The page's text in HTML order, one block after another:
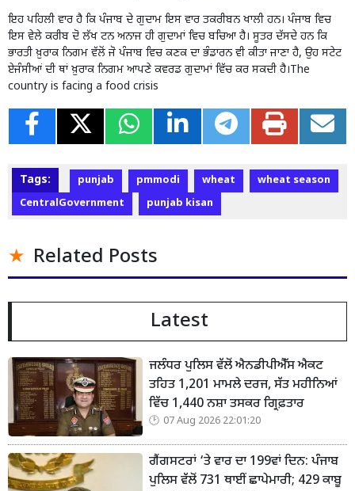
ਇਹ ਪਹਿਲੀ ਵਾਰ ਹੈ ਕਿ ਪੰਜਾਬ ਦੇ ਗੁਦਾਮ ਇਸ ਵਾਰ ਤਕਰੀਬਨ ਖਾਲੀ ਹਨ। ਪੰਜਾਬ ਵਿਚ
ਇਸ ਵੇਲੇ ਕਰੀਬ ਦੋ ਲੱਖ ਟਨ ਅਨਾਜ ਹੀ ਗੁਦਾਮਾਂ ਵਿਚ ਬਚਿਆ ਹੈ। ਸੂਤਰ ਦੱਸਦੇ ਹਨ ਕਿ
ਭਾਰਤੀ ਖ਼ੁਰਾਕ ਨਿਗਮ ਵੱਲੋਂ ਜੋ ਪੰਜਾਬ ਵਿਚ ਕਣਕ ਦਾ ਭੰਡਾਰਨ ਵੀ ਕੀਤਾ ਜਾਣਾ ਹੈ, ਉਹ ਸਟੇਟ
ਏਜੰਸੀਆਂ ਦੀ ਥਾਂ ਖ਼ੁਰਾਕ ਨਿਗਮ ਆਪਣੇ ਕਵਰਡ ਗੁਦਾਮਾਂ ਵਿੱਚ ਕਰ ਸਕਦੀ ਹੈ।The
country is facing a food crisis
Tags: punjab pmmodi wheat
wheat season
CentralGovernment
punjab kisan
Related Posts
Latest
ਜਲੰਧਰ ਪੁਲਿਸ ਵੱਲੋਂ ਐਨਡੀਪੀਐੱਸ ਐਕਟ
ਤਹਿਤ 1,201 ਮਾਮਲੇ ਦਰਜ, ਸੱਤ ਮਹੀਨਿਆਂ
ਵਿੱਚ 1,440 ਨਸ਼ਾ ਤਸਕਰ ਗ੍ਰਿਫ਼ਤਾਰ
07 Aug 2026 22:01:20
ਗੈਂਗਸਟਰਾਂ ‘ਤੇ ਵਾਰ ਦਾ 199ਵਾਂ ਦਿਨ: ਪੰਜਾਬ
ਪੁਲਿਸ ਵੱਲੋਂ 731 ਥਾਈਂ ਛਾਪੇਮਾਰੀ; 429 ਕਾਬੂ